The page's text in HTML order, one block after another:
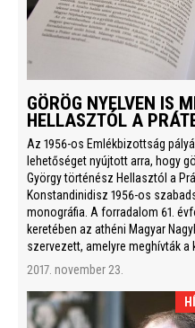
GÖRÖG NYELVEN IS
HELLASZTÓL A
Az 1956-os Emlékbizottság
lehetőséget nyújtott arra, hogy
György történész Hellasztól a
Konstandinidisz 1956-os
monográfia. A forradalom 61.
keretében az athéni Magyar
szervezett, amelyre meghívták a
2017. november 23.